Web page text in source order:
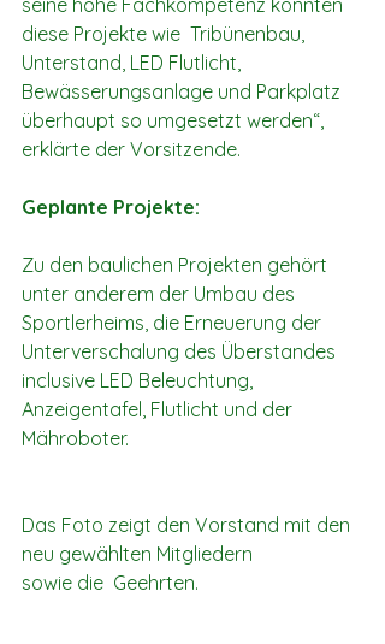
seine hohe Fachkompetenz konnten
diese Projekte wie  Tribünenbau,
Unterstand, LED Flutlicht,
Bewässerungsanlage und Parkplatz
überhaupt so umgesetzt werden“,
erklärte der Vorsitzende.
Geplante Projekte:
Zu den baulichen Projekten gehört
unter anderem der Umbau des
Sportlerheims, die Erneuerung der
Unterverschalung des Überstandes
inclusive LED Beleuchtung,
Anzeigentafel, Flutlicht und der
Mähroboter.
Das Foto zeigt den Vorstand mit den
neu gewählten Mitgliedern
sowie die  Geehrten.